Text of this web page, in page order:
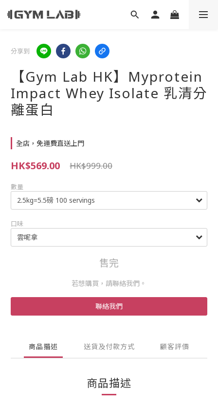
分享到
【Gym Lab HK】Myprotein
Impact Whey Isolate 乳清分
離蛋白
全店，免運費直送上門
HK$569.00 HK$999.00
數量
口味
售完
若想購買，請聯絡我們。
聯絡我們
商品描述 送貨及付款方式 顧客評價
商品描述